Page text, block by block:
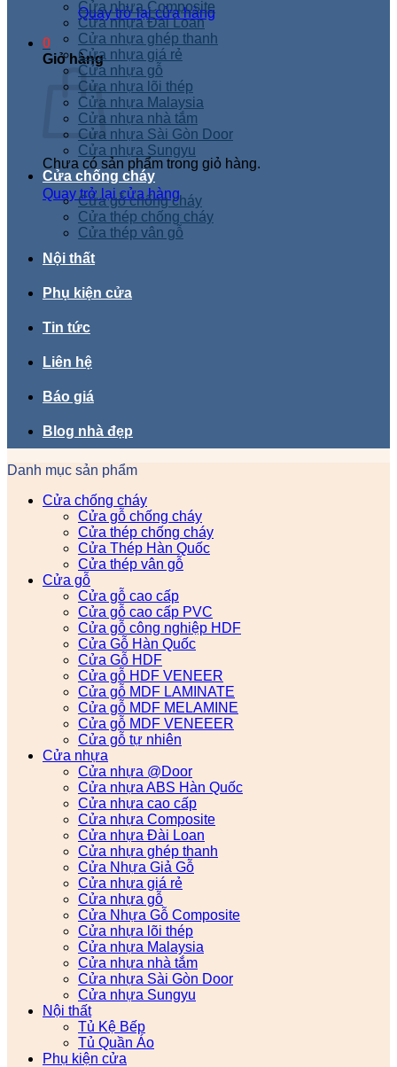
Quay trở lại cửa hàng
0
Giỏ hàng
Chưa có sản phẩm trong giỏ hàng.
Quay trở lại cửa hàng
Cửa nhựa Composite
Cửa nhựa Đài Loan
Cửa nhựa ghép thanh
Cửa nhựa giá rẻ
Cửa nhựa gỗ
Cửa nhựa lõi thép
Cửa nhựa Malaysia
Cửa nhựa nhà tắm
Cửa nhựa Sài Gòn Door
Cửa nhựa Sungyu
Cửa chống cháy
Cửa gỗ chống cháy
Cửa thép chống cháy
Cửa thép vân gỗ
Nội thất
Phụ kiện cửa
Tin tức
Liên hệ
Báo giá
Blog nhà đẹp
Danh mục sản phẩm
Cửa chống cháy
Cửa gỗ chống cháy
Cửa thép chống cháy
Cửa Thép Hàn Quốc
Cửa thép vân gỗ
Cửa gỗ
Cửa gỗ cao cấp
Cửa gỗ cao cấp PVC
Cửa gỗ công nghiệp HDF
Cửa Gỗ Hàn Quốc
Cửa Gỗ HDF
Cửa gỗ HDF VENEER
Cửa gỗ MDF LAMINATE
Cửa gỗ MDF MELAMINE
Cửa gỗ MDF VENEEER
Cửa gỗ tự nhiên
Cửa nhựa
Cửa nhựa @Door
Cửa nhựa ABS Hàn Quốc
Cửa nhựa cao cấp
Cửa nhựa Composite
Cửa nhựa Đài Loan
Cửa nhựa ghép thanh
Cửa Nhựa Giả Gỗ
Cửa nhựa giá rẻ
Cửa nhựa gỗ
Cửa Nhựa Gỗ Composite
Cửa nhựa lõi thép
Cửa nhựa Malaysia
Cửa nhựa nhà tắm
Cửa nhựa Sài Gòn Door
Cửa nhựa Sungyu
Nội thất
Tủ Kệ Bếp
Tủ Quần Áo
Phụ kiện cửa